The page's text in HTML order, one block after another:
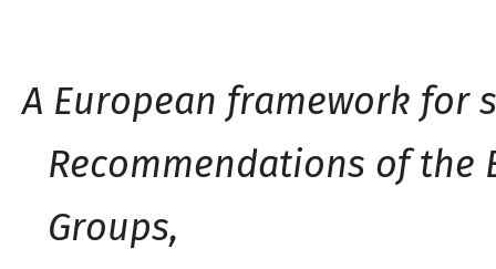
A European framework for
Recommendations of the
Groups,